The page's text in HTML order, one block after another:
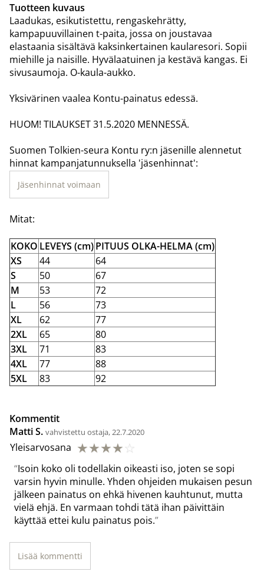
Tuotteen kuvaus
Laadukas, esikutistettu, rengaskehrätty,
kampapuuvillainen t-paita, jossa on joustavaa
elastaania sisältävä kaksinkertainen kaularesori. Sopii
miehille ja naisille. Hyvälaatuinen ja kestävä kangas. Ei
sivusaumoja. O-kaula-aukko.
Yksivärinen vaalea Kontu-painatus edessä.
HUOM! TILAUKSET 31.5.2020 MENNESSÄ.
Suomen Tolkien-seura Kontu ry:n jäsenille alennetut
hinnat kampanjatunnuksella 'jäsenhinnat':
Jäsenhinnat voimaan
Mitat:
KOKO LEVEYS (cm)PITUUS OLKA-HELMA (cm)
XS
44
64
S
50
67
M
53
72
L
56
73
XL
62
77
2XL
65
80
3XL
71
83
4XL
77
88
5XL
83 92
Kommentit
Matti S. vahvistettu ostaja, 22.7.2020
Yleisarvosana ☆☆☆☆☆
Isoin koko oli todellakin oikeasti iso, joten se sopi
varsin hyvin minulle. Yhden ohjeiden mukaisen pesun
jälkeen painatus on ehkä hivenen kauhtunut, mutta
vielä ehjä. En varmaan tohdi tätä ihan päivittäin
käyttää ettei kulu painatus pois.
Lisää kommentti